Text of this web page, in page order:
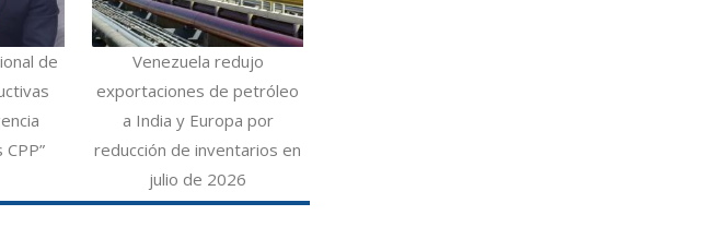
de
Venezuela redujo
exportaciones de petróleo
a India y Europa por
reducción de inventarios en
julio de 2026